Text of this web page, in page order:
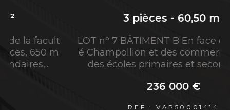
Services immobiliers à Albi et
sa région
Réaliser une transaction immobilière à
3 pièces - 58,80 m²
LOT n° 5 BÂTIMENT B En face de la facult
é Champollion et des commerces, 650 m
des écoles primaires et secondaires,...
REF : VAP50001413